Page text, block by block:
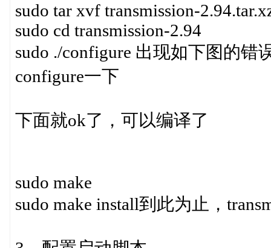
sudo tar xvf transmission-
sudo cd transmission-2.94
sudo ./configure 出现如下图的
configure一下
下面就ok了，可以编译了
sudo make
sudo make install到此为止，